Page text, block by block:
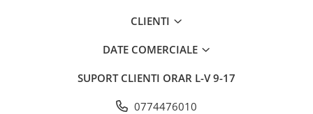
CLIENTI
DATE COMERCIALE
SUPORT CLIENTI ORAR L-V 9-17
0774476010